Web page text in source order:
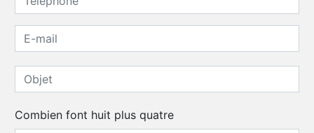
Combien font huit plus quatre